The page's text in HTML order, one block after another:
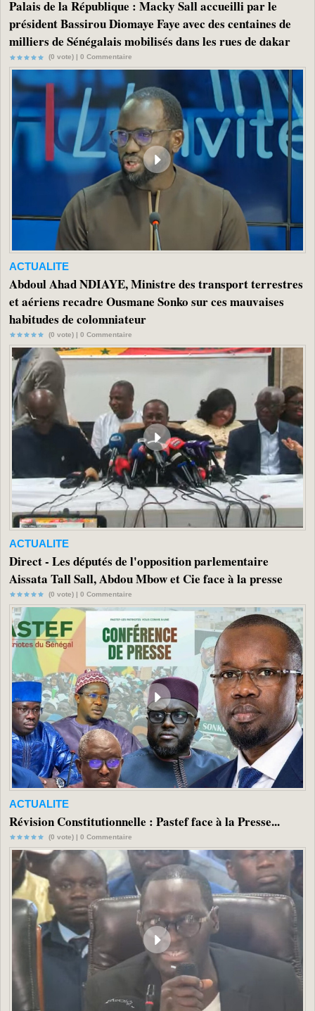
Palais de la République : Macky Sall accueilli par le
président Bassirou Diomaye Faye avec des centaines de
milliers de Sénégalais mobilisés dans les rues de dakar
(0 vote) | 0 Commentaire
ACTUALITE
Abdoul Ahad NDIAYE, Ministre des transport terrestres
et aériens recadre Ousmane Sonko sur ces mauvaises
habitudes de colomniateur
(0 vote) | 0 Commentaire
ACTUALITE
Direct - Les députés de l'opposition parlementaire
Aissata Tall Sall, Abdou Mbow et Cie face à la presse
(0 vote) | 0 Commentaire
ACTUALITE
Révision Constitutionnelle : Pastef face à la Presse...
(0 vote) | 0 Commentaire